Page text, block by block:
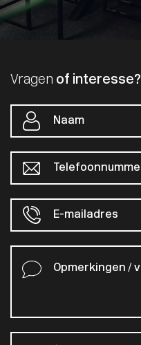
Vragen of interesse?